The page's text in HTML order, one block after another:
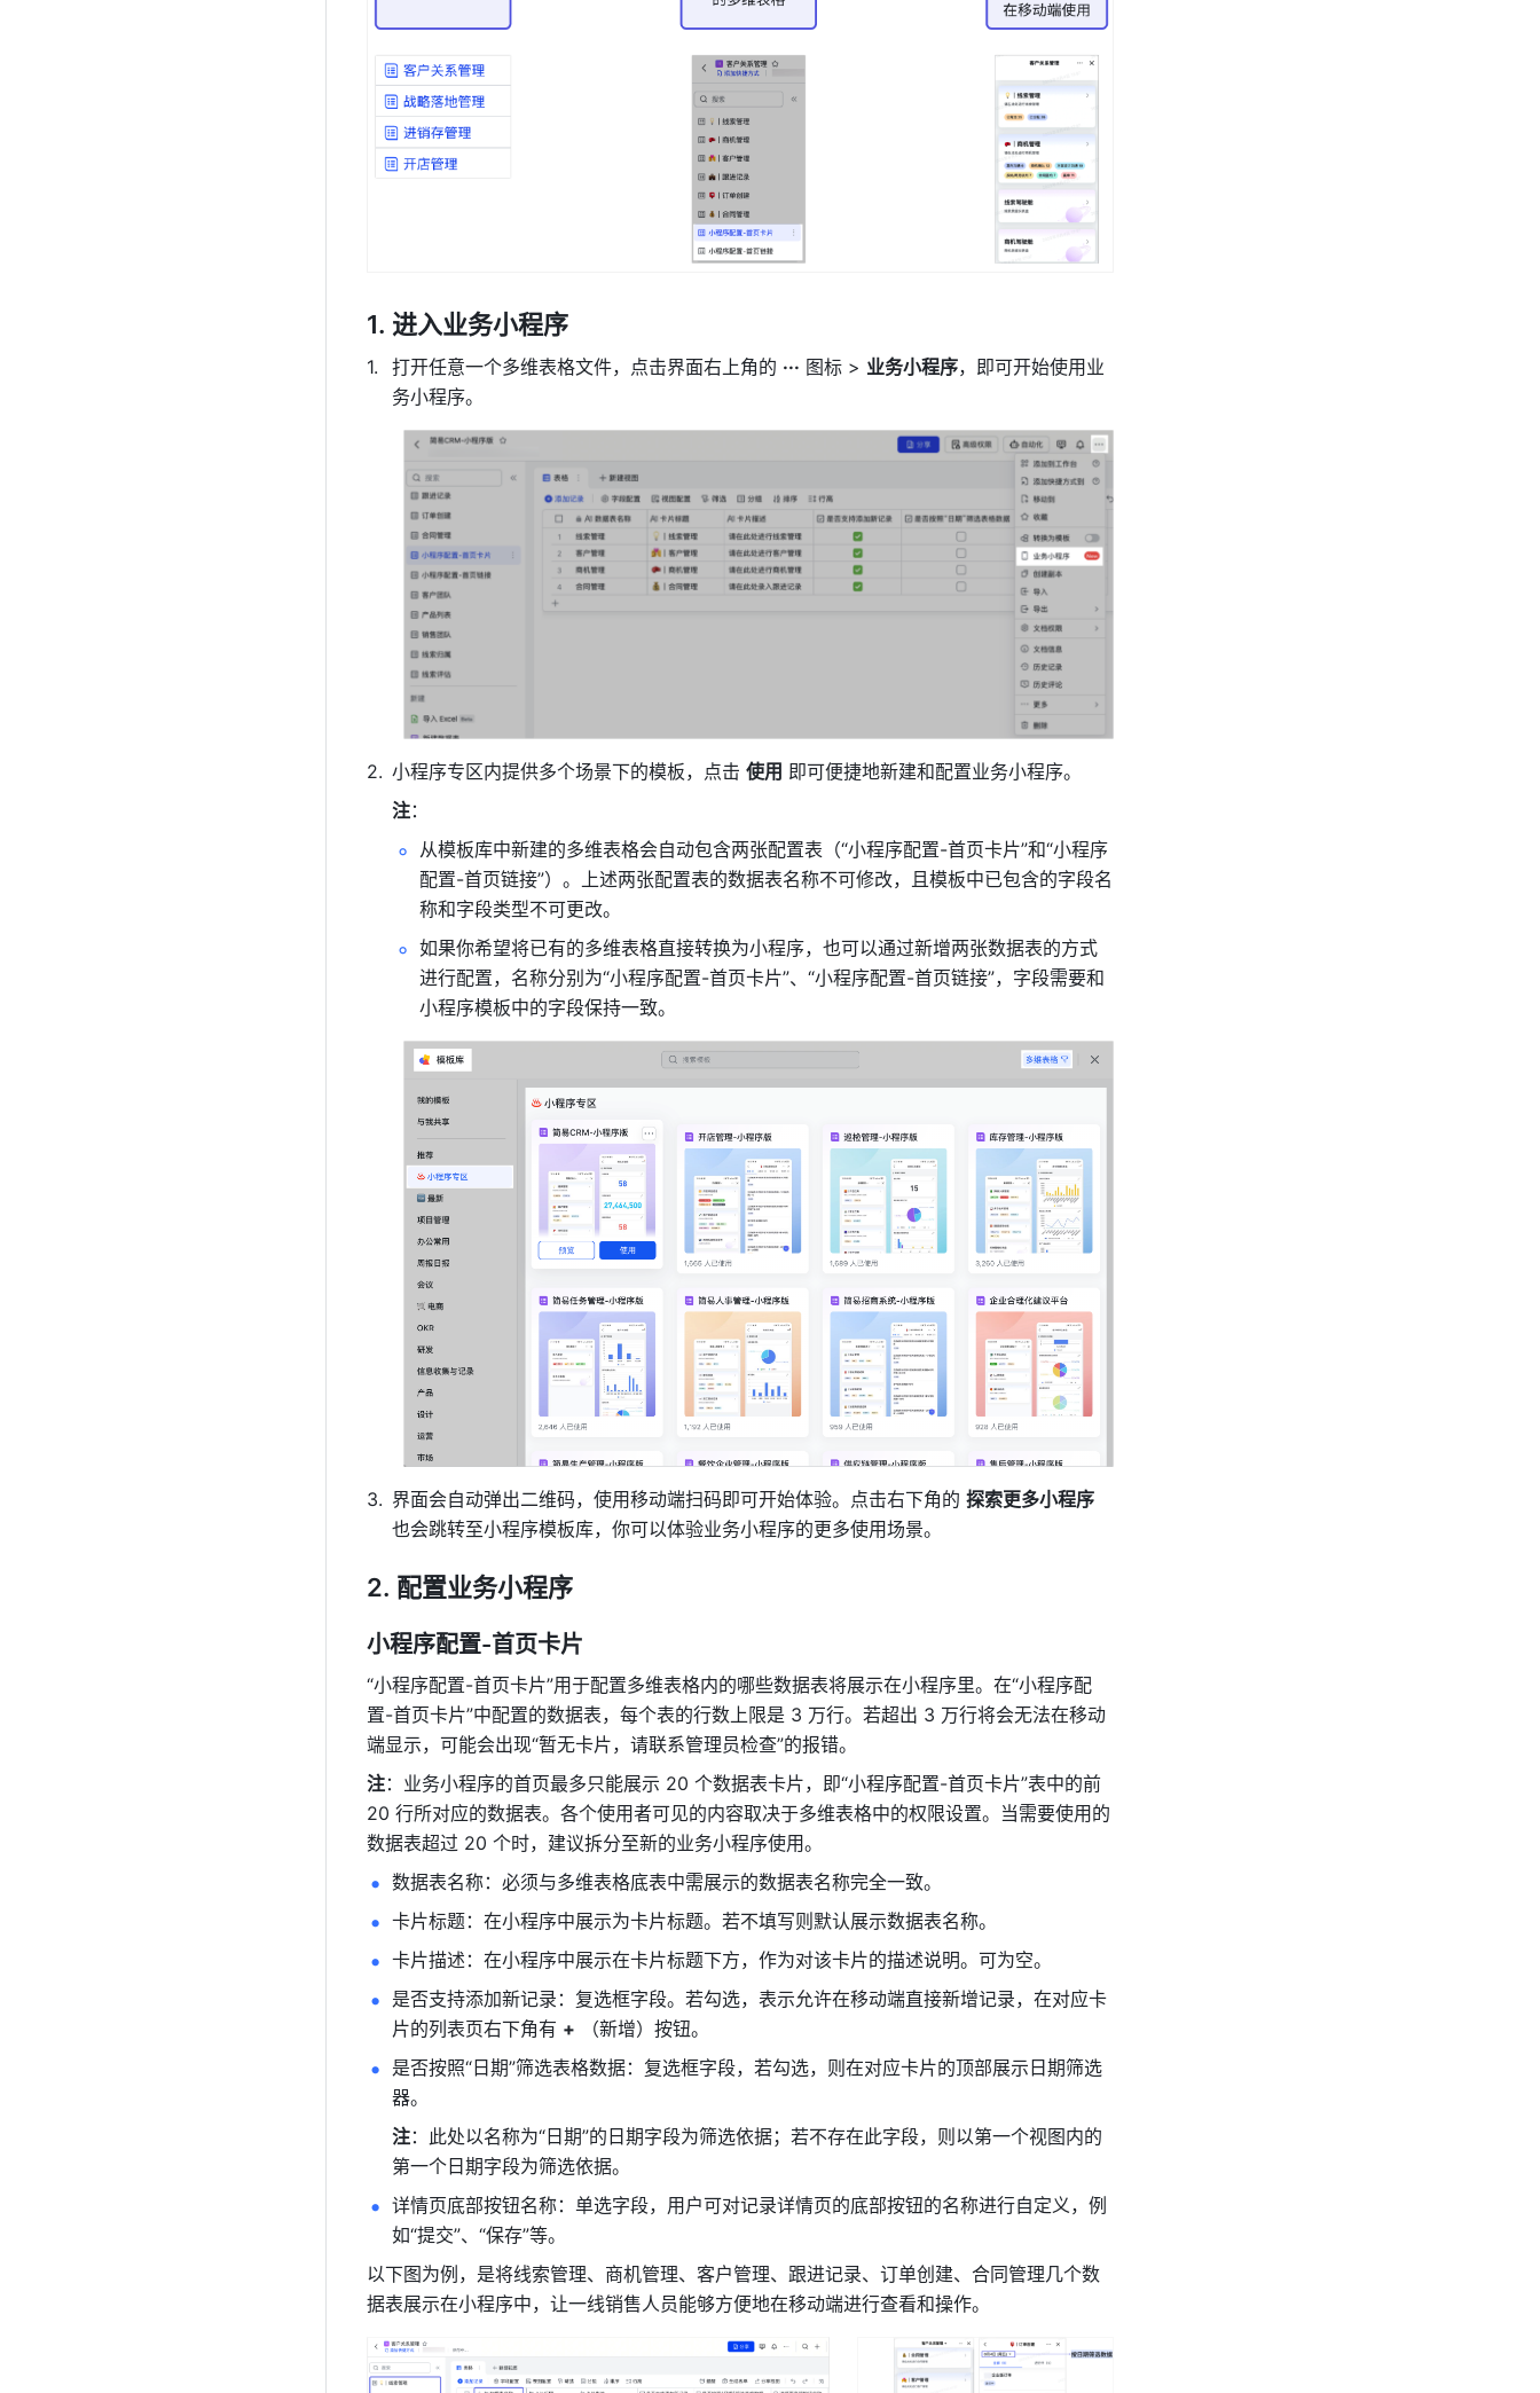
进入业务小程序
打开任意一个多维表格文件，点击界面右上角的 ··· 图标 > 业务小程序，即可开始使用业
务小程序。
小程序专区内提供多个场景下的模板，点击 使用 即可便捷地新建和配置业务小程序。
注：
从模板库中新建的多维表格会自动包含两张配置表（“小程序配置-首页卡片”和“小程序
配置-首页链接”）。上述两张配置表的数据表名称不可修改，且模板中已包含的字段名
称和字段类型不可更改。
如果你希望将已有的多维表格直接转换为小程序，也可以通过新增两张数据表的方式
进行配置，名称分别为“小程序配置-首页卡片”、“小程序配置-首页链接”，字段需要和
小程序模板中的字段保持一致。
界面会自动弹出二维码，使用移动端扫码即可开始体验。点击右下角的 探索更多小程序
也会跳转至小程序模板库，你可以体验业务小程序的更多使用场景。
配置业务小程序
小程序配置-首页卡片
“小程序配置-首页卡片”用于配置多维表格内的哪些数据表将展示在小程序里。在“小程序配
置-首页卡片”中配置的数据表，每个表的行数上限是 3 万行。若超出 3 万行将会无法在移动
端显示，可能会出现“暂无卡片，请联系管理员检查”的报错。
注：业务小程序的首页最多只能展示 20 个数据表卡片，即“小程序配置-首页卡片”表中的前
20 行所对应的数据表。各个使用者可见的内容取决于多维表格中的权限设置。当需要使用的
数据表超过 20 个时，建议拆分至新的业务小程序使用。
数据表名称：必须与多维表格底表中需展示的数据表名称完全一致。
卡片标题：在小程序中展示为卡片标题。若不填写则默认展示数据表名称。
卡片描述：在小程序中展示在卡片标题下方，作为对该卡片的描述说明。可为空。
是否支持添加新记录：复选框字段。若勾选，表示允许在移动端直接新增记录，在对应卡
片的列表页右下角有 + （新增）按钮。
是否按照“日期”筛选表格数据：复选框字段，若勾选，则在对应卡片的顶部展示日期筛选
器。
注：此处以名称为“日期”的日期字段为筛选依据；若不存在此字段，则以第一个视图内的
第一个日期字段为筛选依据。
详情页底部按钮名称：单选字段，用户可对记录详情页的底部按钮的名称进行自定义，例
如“提交”、“保存”等。
以下图为例，是将线索管理、商机管理、客户管理、跟进记录、订单创建、合同管理几个数
据表展示在小程序中，让一线销售人员能够方便地在移动端进行查看和操作。